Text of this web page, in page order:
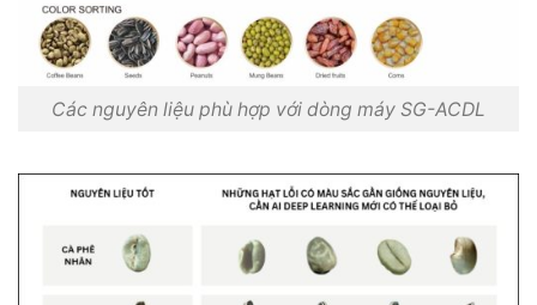
Các nguyên liệu phù hợp với dòng máy SG-ACDL